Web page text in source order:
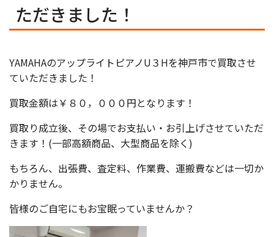
ただきました！
YAMAHAのアップライトピアノU３Hを神戸市で買取させ
ていただきました！
買取金額は￥８０，０００円となります！
買取り成立後、その場でお支払い・お引上げさせていただ
きます！(一部高額商品、大型商品を除く)
もちろん、出張費、査定料、作業費、運搬費などは一切か
かりません。
皆様のご自宅にもお宝眠っていませんか？